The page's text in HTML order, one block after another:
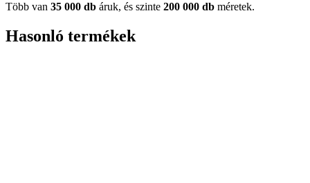
Több van 35 000 db áruk, és szinte 200 000 db méretek.
Hasonló termékek